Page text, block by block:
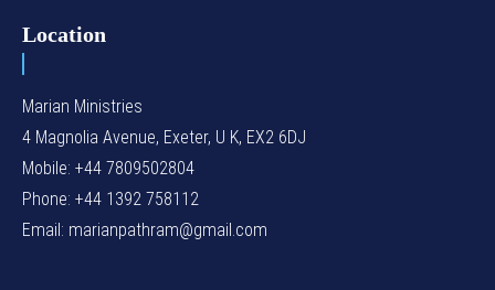
Location
Marian Ministries
4 Magnolia Avenue, Exeter, U K, EX2 6DJ
Mobile: +44 7809502804
Phone: +44 1392 758112
Email: marianpathram@gmail.com